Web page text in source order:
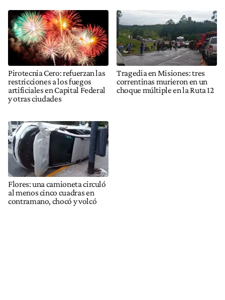
Pirotecnia Cero: refuerzan las
restricciones a los fuegos
artificiales en Capital Federal
y otras ciudades
Tragedia en Misiones: tres
correntinas murieron en un
choque múltiple en la Ruta 12
Flores: una camioneta circuló
al menos cinco cuadras en
contramano, chocó y volcó